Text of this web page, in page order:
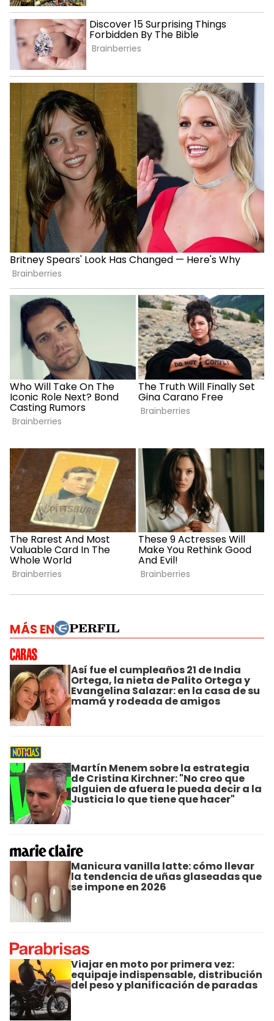
MÁS EN
Así fue el cumpleaños 21 de India
Ortega, la nieta de Palito Ortega y
Evangelina Salazar: en la casa de su
mamá y rodeada de amigos
Martín Menem sobre la estrategia
de Cristina Kirchner: "No creo que
alguien de afuera le pueda decir a la
Justicia lo que tiene que hacer"
Manicura vanilla latte: cómo llevar
la tendencia de uñas glaseadas que
se impone en 2026
Viajar en moto por primera vez:
equipaje indispensable, distribución
del peso y planificación de paradas